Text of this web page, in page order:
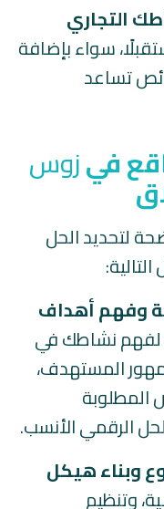
التجاري
سواء بإضافة
تساعد
فيزوس
لتحديد الحل
وفهم أهداف
لفهم نشاطك في
المستهدف،
المطلوبة
الرقمي الأنسب.
وبناء هيكل
وتنظيم